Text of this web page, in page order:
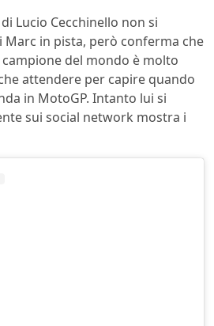
Lucio Cecchinello non si
in pista, però conferma che
campione del mondo è molto
attendere per capire quando
in MotoGP. Intanto lui si
sui social network mostra i